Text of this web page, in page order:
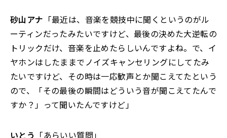
砂山アナ 「最近は、音楽を競技中に聞くというのがル
ーティンだったみたいですけど、最後の決めた大逆転の
トリックだけ、音楽を止めたらしいんですよね。で、イ
ヤホンはしたままでノイズキャンセリングにしてたみ
たいですけど、その時は一応歓声とか聞こえてたという
ので、「その最後の瞬間はどういう音が聞こえてたんで
すか？」って聞いたんですけど」
いとう 「あらいい質問」